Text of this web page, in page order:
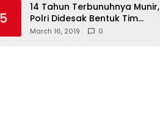
14 Tahun Terbunuhnya Munir,
Polri Didesak Bentuk Tim
Khusus
March 16, 2019 0